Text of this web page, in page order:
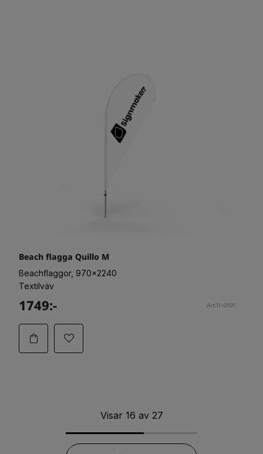
Beach flagga Quillo M
Beachflaggor, 970x2240
Textilväv
1749:- Art.11-0101
Visar 16 av 27